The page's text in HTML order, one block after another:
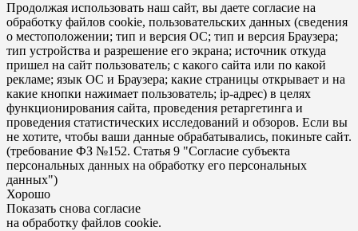
Продолжая использовать наш сайт, вы даете согласие на
обработку файлов cookie, пользовательских данных (сведения
о местоположении; тип и версия ОС; тип и версия Браузера;
тип устройства и разрешение его экрана; источник откуда
пришел на сайт пользователь; с какого сайта или по какой
рекламе; язык ОС и Браузера; какие страницы открывает и на
какие кнопки нажимает пользователь; ip-адрес) в целях
функционирования сайта, проведения ретаргетинга и
проведения статистических исследований и обзоров. Если вы
не хотите, чтобы ваши данные обрабатывались, покиньте сайт.
(требование ФЗ №152. Статья 9 "Согласие субъекта
персональных данных на обработку его персональных
данных")
Хорошо
Показать снова согласие
на обработку файлов cookie.